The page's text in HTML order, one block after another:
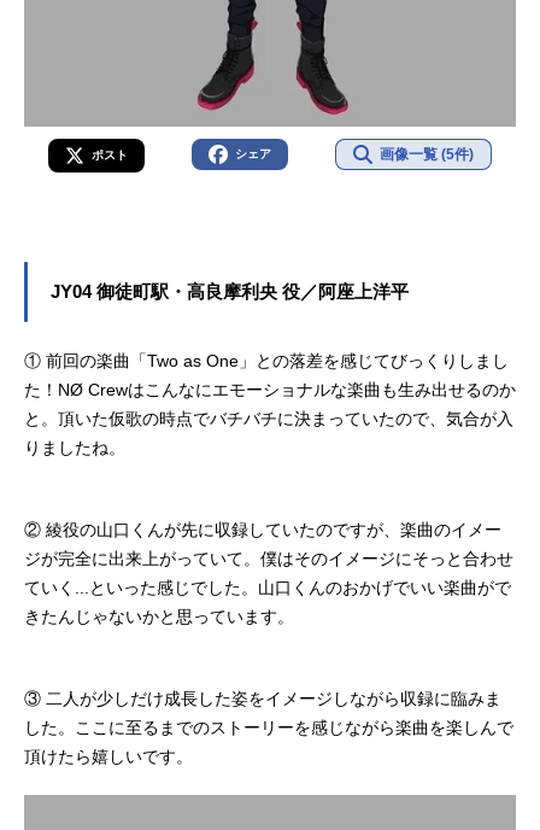
ポスト シェア 画像一覧 (5件)
JY04 御徒町駅・高良摩利央 役／阿座上洋平
① 前回の楽曲「Two as One」との落差を感じてびっくりしまし
た！NØ Crewはこんなにエモーショナルな楽曲も生み出せるのか
と。頂いた仮歌の時点でバチバチに決まっていたので、気合が入
りましたね。
② 綾役の山口くんが先に収録していたのですが、楽曲のイメー
ジが完全に出来上がっていて。僕はそのイメージにそっと合わせ
ていく...といった感じでした。山口くんのおかげでいい楽曲がで
きたんじゃないかと思っています。
③ 二人が少しだけ成長した姿をイメージしながら収録に臨みま
した。ここに至るまでのストーリーを感じながら楽曲を楽しんで
頂けたら嬉しいです。